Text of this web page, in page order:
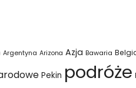
Argentyna Arizona Azja Bawaria
Pekin podróże